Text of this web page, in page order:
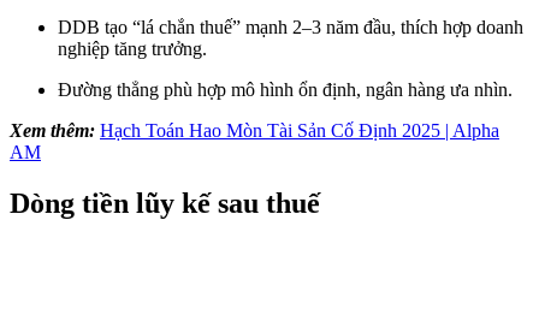
DDB tạo “lá chắn thuế” mạnh 2–3 năm đầu, thích hợp doanh
nghiệp tăng trưởng.
Đường thẳng phù hợp mô hình ổn định, ngân hàng ưa nhìn.
Xem thêm: Hạch Toán Hao Mòn Tài Sản Cố Định 2025 | Alpha
AM
Dòng tiền lũy kế sau thuế